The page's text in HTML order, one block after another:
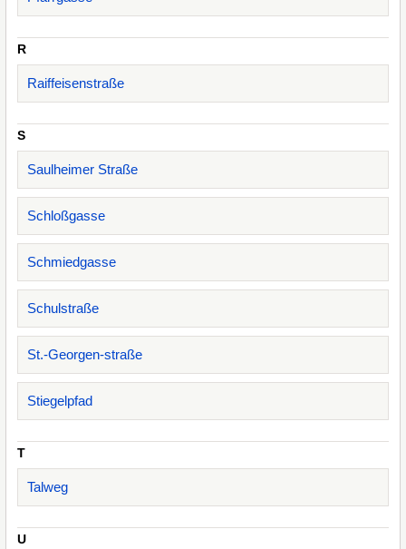
R
Raiffeisenstraße
S
Saulheimer Straße
Schloßgasse
Schmiedgasse
Schulstraße
St.-Georgen-straße
Stiegelpfad
T
Talweg
U